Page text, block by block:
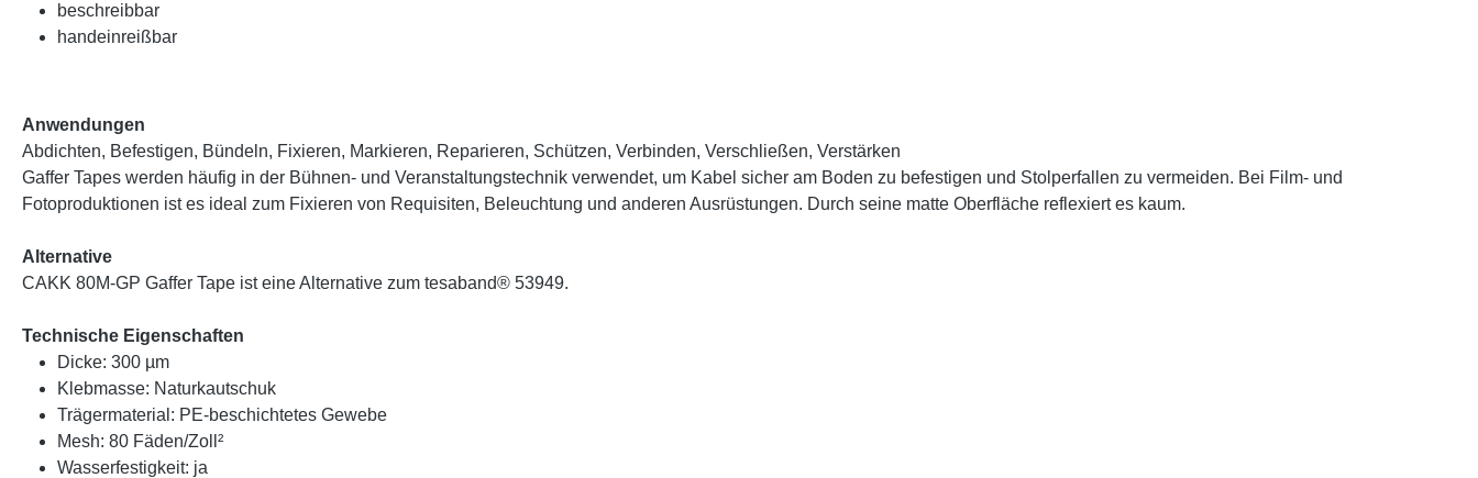
beschreibbar
handeinreißbar
Anwendungen
Abdichten, Befestigen, Bündeln, Fixieren, Markieren, Reparieren, Schützen, Verbinden, Verschließen, Verstärken
Gaffer Tapes werden häufig in der Bühnen- und Veranstaltungstechnik verwendet, um Kabel sicher am Boden zu befestigen und Stolperfallen zu vermeiden. Bei Film- und
Fotoproduktionen ist es ideal zum Fixieren von Requisiten, Beleuchtung und anderen Ausrüstungen. Durch seine matte Oberfläche reflexiert es kaum.
Alternative
CAKK 80M-GP Gaffer Tape ist eine Alternative zum tesaband® 53949.
Technische Eigenschaften
Dicke: 300 µm
Klebmasse: Naturkautschuk
Trägermaterial: PE-beschichtetes Gewebe
Mesh: 80 Fäden/Zoll²
Wasserfestigkeit: ja